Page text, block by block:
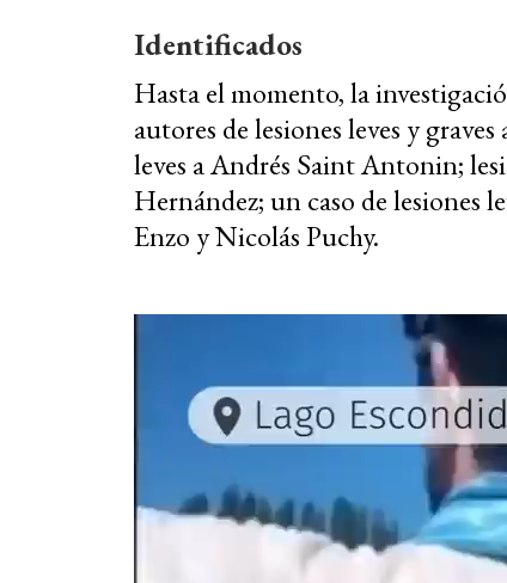
Identificados
Hasta el momento, la
autores de lesiones leves y
leves a Andrés Saint Antonin;
Hernández; un caso de lesiones
Enzo y Nicolás Puchy.
vídeo